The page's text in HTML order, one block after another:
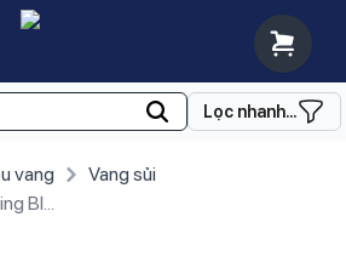
Lọc nhanh...
vang
Vang sủi
Valdivieso Sparkling Blanc de Blanc